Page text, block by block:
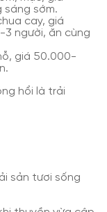
sớm.
cay, giá
người, ăn cùng
giá 50.000-
hổi là trải
sản tươi sống